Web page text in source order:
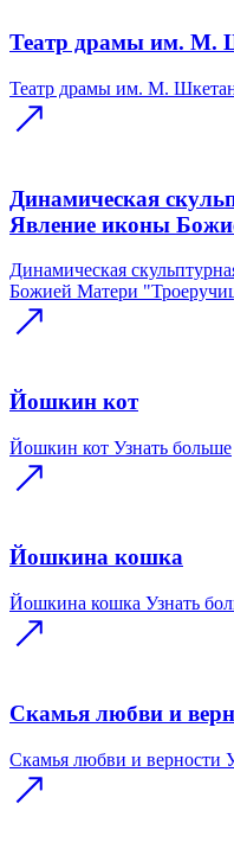
Театр драмы им. М.
Театр драмы им. М.
Динамическая
Явление иконы
Динамическая
Божией Матери
Йошкин кот
Йошкин кот Узнать больше
Йошкина кошка
Йошкина кошка Узнать
Скамья любви и
Скамья любви и верности